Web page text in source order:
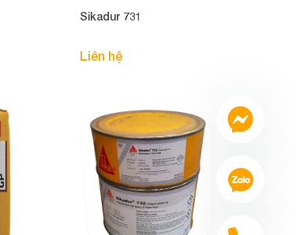
Sikadur 731
Liên hệ